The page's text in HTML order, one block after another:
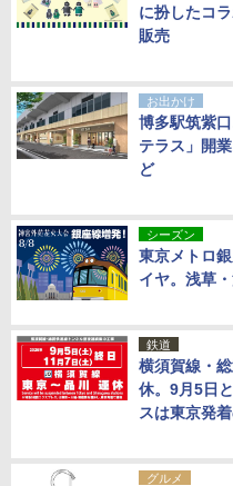
に扮したコ
販売
お出かけ
博多駅筑紫
テラス」開
ど
シーズン
東京メトロ
イヤ。浅草
鉄道
横須賀線・
休。9月5日
スは東京発
グルメ